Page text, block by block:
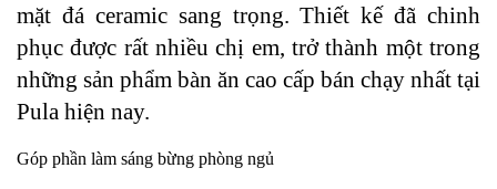
mặt đá ceramic sang trọng. Thiết kế đã chinh
phục được rất nhiều chị em, trở thành một trong
những sản phẩm bàn ăn cao cấp bán chạy nhất tại
Pula hiện nay.
Góp phần làm sáng bừng phòng ngủ